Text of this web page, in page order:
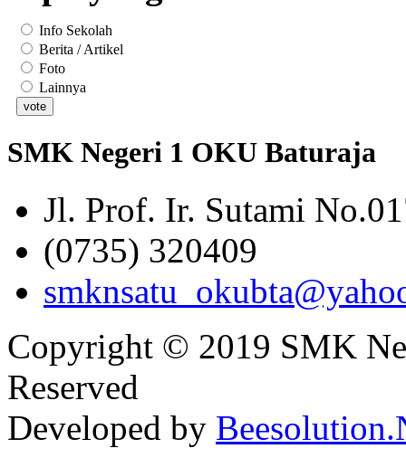
Info Sekolah
Berita / Artikel
Foto
Lainnya
SMK Negeri 1 OKU Baturaja
Jl. Prof. Ir. Sutami
(0735) 320409
Copyright © 2019 SMK
Reserved
Developed by